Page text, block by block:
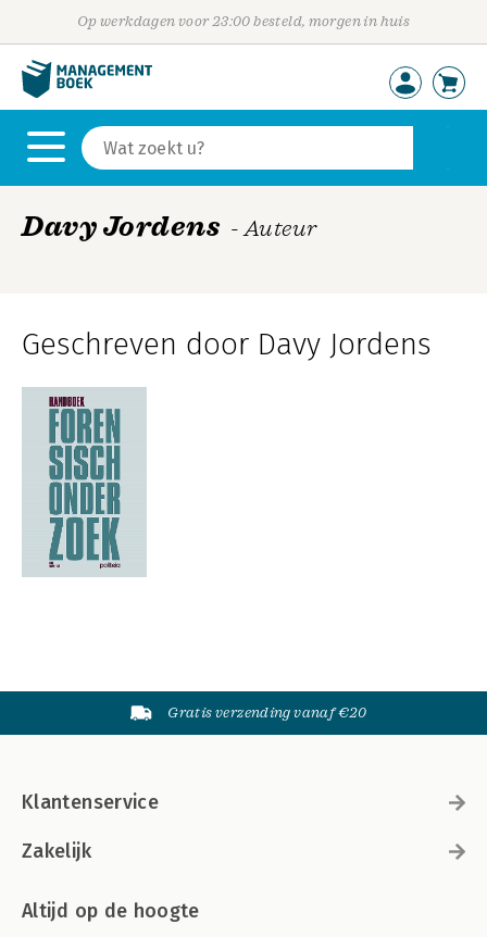
Op werkdagen voor 23:00 besteld, morgen in huis
Davy Jordens - Auteur
Geschreven door Davy Jordens
Gratis verzending vanaf €20
Klantenservice
Zakelijk
Altijd op de hoogte